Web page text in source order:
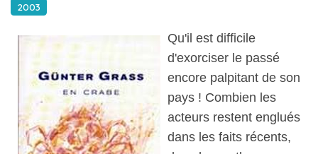
2003
Qu'il est difficile
d'exorciser le passé
encore palpitant de son
pays ! Combien les
acteurs restent englués
dans les faits récents,